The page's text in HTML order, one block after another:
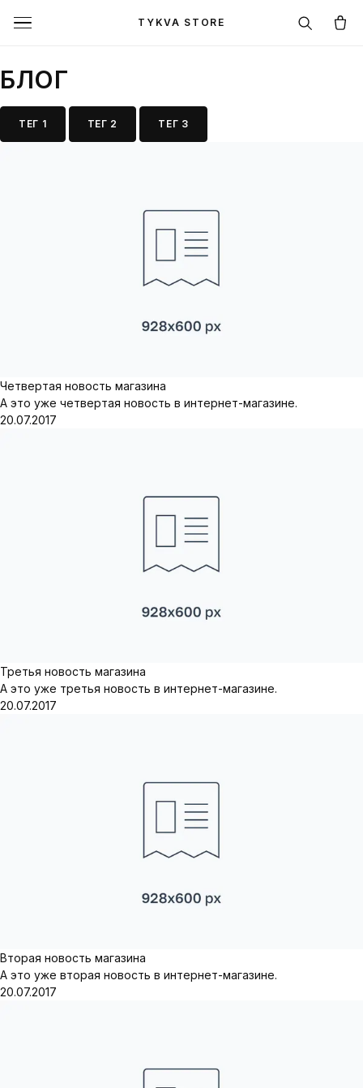
TYKVA STORE
БЛОГ
ТЕГ 1 ТЕГ 2 ТЕГ 3
Четвертая новость магазина
А это уже четвертая новость в интернет-магазине.
20.07.2017
Третья новость магазина
А это уже третья новость в интернет-магазине.
20.07.2017
Вторая новость магазина
А это уже вторая новость в интернет-магазине.
20.07.2017